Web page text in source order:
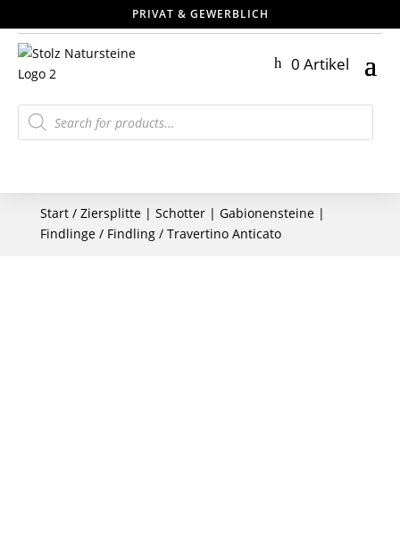
PRIVAT & GEWERBLICH
0 Artikel
Products
search
Start/ Ziersplitte | Schotter | Gabionensteine |
Findlinge/ Findling/ Travertino Anticato